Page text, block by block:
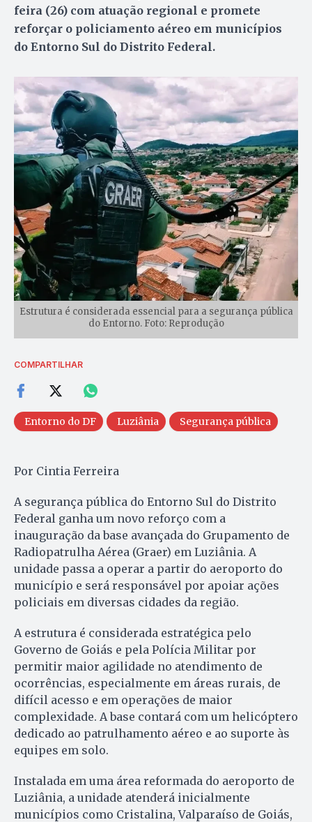
feira (26) com atuação regional e promete
reforçar o policiamento aéreo em municípios
do Entorno Sul do Distrito Federal.
Estrutura é considerada essencial para a segurança pública
do Entorno. Foto: Reprodução
COMPARTILHAR
Entorno do DF Luziânia Segurança pública
Por Cintia Ferreira
A segurança pública do Entorno Sul do Distrito
Federal ganha um novo reforço com a
inauguração da base avançada do Grupamento de
Radiopatrulha Aérea (Graer) em Luziânia. A
unidade passa a operar a partir do aeroporto do
município e será responsável por apoiar ações
policiais em diversas cidades da região.
A estrutura é considerada estratégica pelo
Governo de Goiás e pela Polícia Militar por
permitir maior agilidade no atendimento de
ocorrências, especialmente em áreas rurais, de
difícil acesso e em operações de maior
complexidade. A base contará com um helicóptero
dedicado ao patrulhamento aéreo e ao suporte às
equipes em solo.
Instalada em uma área reformada do aeroporto de
Luziânia, a unidade atenderá inicialmente
municípios como Cristalina, Valparaíso de Goiás,